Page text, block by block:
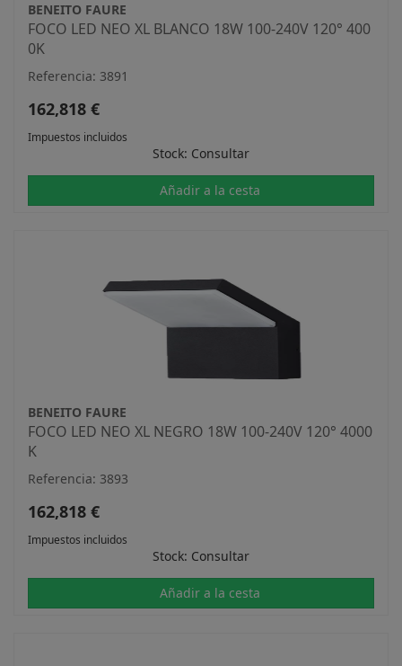
BENEITO FAURE
FOCO LED NEO XL BLANCO 18W 100-240V 120° 400
0K
Referencia: 3891
162,818 €
Impuestos incluidos
Stock: Consultar
Añadir a la cesta
BENEITO FAURE
FOCO LED NEO XL NEGRO 18W 100-240V 120° 4000
K
Referencia: 3893
162,818 €
Impuestos incluidos
Stock: Consultar
Añadir a la cesta